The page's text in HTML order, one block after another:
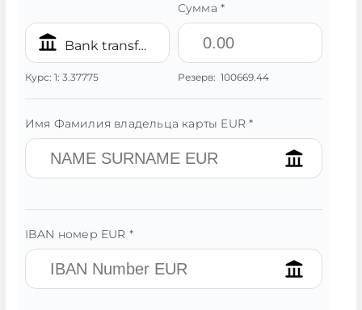
Bank transfer/IBAN EUR
Курс: 1: 3.37775
Сумма *
Резерв: 100669.44
Имя Фамилия владельца карты EUR *
IBAN номер EUR *